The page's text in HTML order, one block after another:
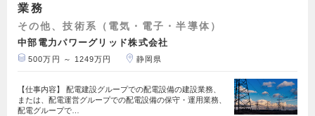
業務
その他、技術系（電気・電子・半導体）
中部電力パワーグリッド株式会社
500万円 ～ 1249万円 静岡県
【仕事内容】 配電建設グループでの配電設備の建設業務、
または、配電運営グループでの配電設備の保守・運用業務、
配電グループで…